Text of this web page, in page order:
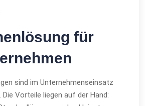
für
sind im Unternehmenseinsatz
Vorteile liegen auf der Hand: